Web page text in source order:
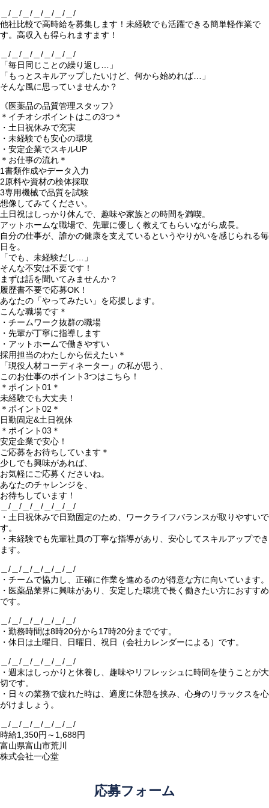
＿/＿/＿/＿/＿/＿/＿/
他社比較で高時給を募集します！未経験でも活躍できる簡単軽作業で
す。高収入も得られますます！
＿/＿/＿/＿/＿/＿/＿/
「毎日同じことの繰り返し…」
「もっとスキルアップしたいけど、何から始めれば…」
そんな風に思っていませんか？
《医薬品の品質管理スタッフ》
＊イチオシポイントはこの3つ＊
・土日祝休みで充実
・未経験でも安心の環境
・安定企業でスキルUP
＊お仕事の流れ＊
1書類作成やデータ入力
2原料や資材の検体採取
3専用機械で品質を試験
想像してみてください。
土日祝はしっかり休んで、趣味や家族との時間を満喫。
アットホームな職場で、先輩に優しく教えてもらいながら成長。
自分の仕事が、誰かの健康を支えているというやりがいを感じられる毎
日を。
「でも、未経験だし…」
そんな不安は不要です！
まずは話を聞いてみませんか？
履歴書不要で応募OK！
あなたの「やってみたい」を応援します。
こんな職場です＊
・チームワーク抜群の職場
・先輩が丁寧に指導します
・アットホームで働きやすい
採用担当のわたしから伝えたい＊
「現役人材コーディネーター」の私が思う、
このお仕事のポイント3つはこちら！
＊ポイント01＊
未経験でも大丈夫！
＊ポイント02＊
日勤固定&土日祝休
＊ポイント03＊
安定企業で安心！
ご応募をお待ちしています＊
少しでも興味があれば、
お気軽にご応募くださいね。
あなたのチャレンジを、
お待ちしています！
＿/＿/＿/＿/＿/＿/＿/
・土日祝休みで日勤固定のため、ワークライフバランスが取りやすいで
す。
・未経験でも先輩社員の丁寧な指導があり、安心してスキルアップでき
ます。
＿/＿/＿/＿/＿/＿/＿/
・チームで協力し、正確に作業を進めるのが得意な方に向いています。
・医薬品業界に興味があり、安定した環境で長く働きたい方におすすめ
です。
＿/＿/＿/＿/＿/＿/＿/
・勤務時間は8時20分から17時20分までです。
・休日は土曜日、日曜日、祝日（会社カレンダーによる）です。
＿/＿/＿/＿/＿/＿/＿/
・週末はしっかりと休養し、趣味やリフレッシュに時間を使うことが大
切です。
・日々の業務で疲れた時は、適度に休憩を挟み、心身のリラックスを心
がけましょう。
＿/＿/＿/＿/＿/＿/＿/
時給1,350円～1,688円
富山県富山市荒川
株式会社一心堂
応募フォーム